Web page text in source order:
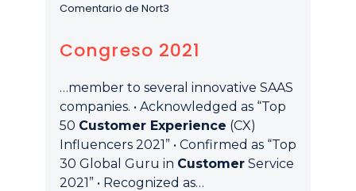
Comentario de Nort3
Congreso 2021
…member to several innovative SAAS
companies. • Acknowledged as “Top
50 Customer Experience (CX)
Influencers 2021” • Confirmed as “Top
30 Global Guru in Customer Service
2021” • Recognized as…